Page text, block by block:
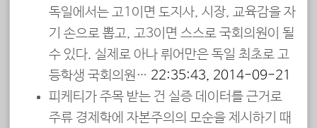
독일에서는 고1이면 도지사, 시장, 교육감을 자
기 손으로 뽑고, 고3이면 스스로 국회의원이 될
수 있다. 실제로 아나 뤼어만은 독일 최초로 고
등학생 국회의원… 22:35:43, 2014-09-21
피케티가 주목 받는 건 실증 데이터를 근거로
주류 경제학에 자본주의의 모순을 제시하기 때